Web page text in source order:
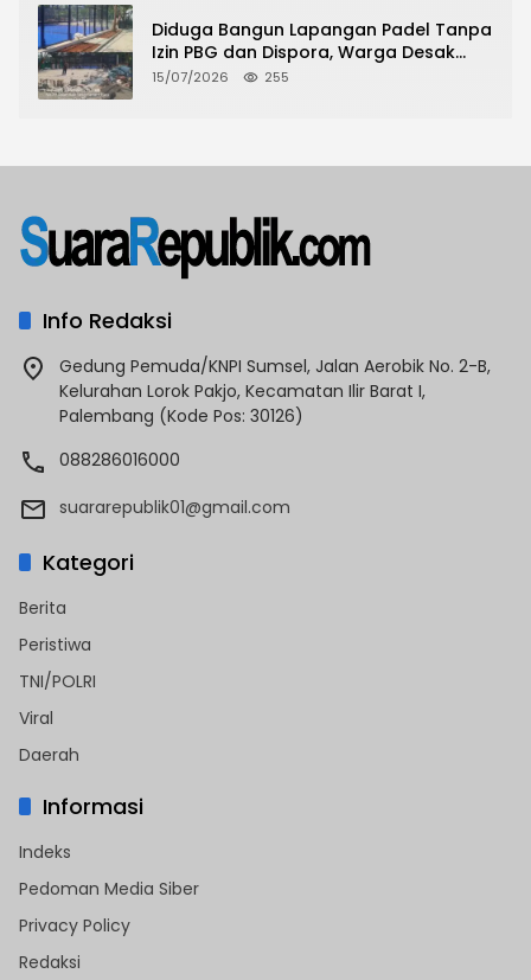
Diduga Bangun Lapangan Padel Tanpa
Izin PBG dan Dispora, Warga Desak
CKTRP dan Dispora Jakarta Barat
15/07/2026 255
Info Redaksi
Gedung Pemuda/KNPI Sumsel, Jalan Aerobik No. 2-B,
Kelurahan Lorok Pakjo, Kecamatan Ilir Barat I,
Palembang (Kode Pos: 30126)
088286016000
suararepublik01@gmail.com
Kategori
Berita
Peristiwa
TNI/POLRI
Viral
Daerah
Informasi
Indeks
Pedoman Media Siber
Privacy Policy
Redaksi